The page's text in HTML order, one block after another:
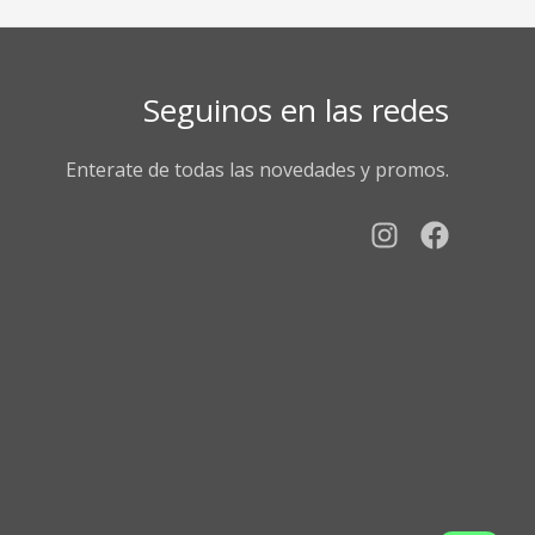
Seguinos en las redes
Enterate de todas las novedades y promos.